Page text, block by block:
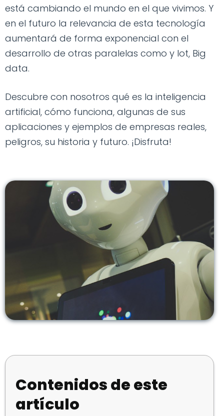
está cambiando el mundo en el que vivimos. Y
en el futuro la relevancia de esta tecnología
aumentará de forma exponencial con el
desarrollo de otras paralelas como y Iot, Big
data.
Descubre con nosotros qué es la inteligencia
artificial, cómo funciona, algunas de sus
aplicaciones y ejemplos de empresas reales,
peligros, su historia y futuro. ¡Disfruta!
Contenidos de este
artículo